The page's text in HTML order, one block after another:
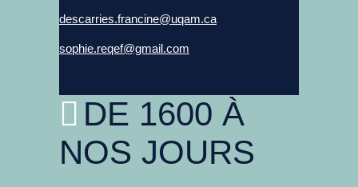
descarries.francine@uqam.ca
sophie.reqef@gmail.com
DE 1600 À
NOS JOURS